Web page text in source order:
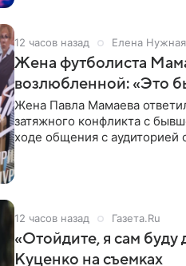
12 часов назад Елена Нужная
Жена футболиста
возлюбленной: «Это
Жена Павла Мамаева
затяжного конфликта с
ходе общения с аудиторией
12 часов назад Газета.Ru
«Отойдите, я сам буду
Куценко на съемках